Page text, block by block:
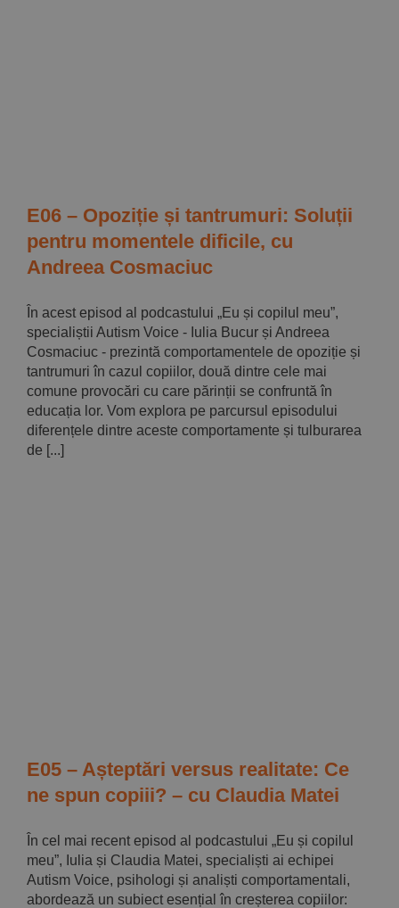
E06 – Opoziție și tantrumuri: Soluții
pentru momentele dificile, cu
Andreea Cosmaciuc
În acest episod al podcastului „Eu și copilul meu”,
specialiștii Autism Voice - Iulia Bucur și Andreea
Cosmaciuc - prezintă comportamentele de opoziție și
tantrumuri în cazul copiilor, două dintre cele mai
comune provocări cu care părinții se confruntă în
educația lor. Vom explora pe parcursul episodului
diferențele dintre aceste comportamente și tulburarea
de [...]
E05 – Așteptări versus realitate: Ce
ne spun copiii? – cu Claudia Matei
În cel mai recent episod al podcastului „Eu și copilul
meu”, Iulia și Claudia Matei, specialiști ai echipei
Autism Voice, psihologi și analiști comportamentali,
abordează un subiect esențial în creșterea copiilor: